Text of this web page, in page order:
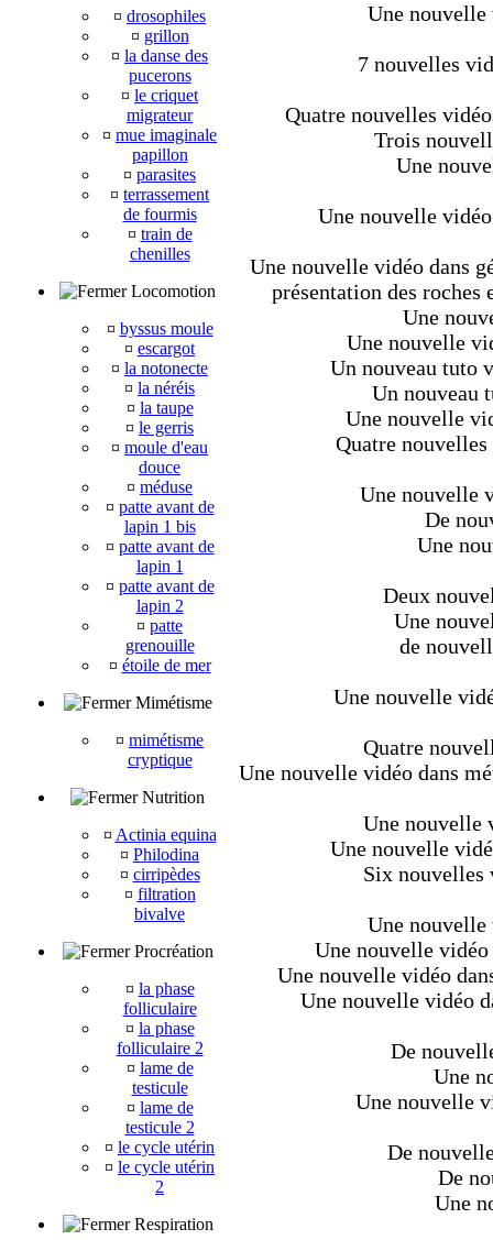
¤ drosophiles
¤ grillon
¤ la danse des
pucerons
¤ le criquet
migrateur
¤ mue imaginale
papillon
¤ parasites
¤ terrassement
de fourmis
¤ train de
chenilles
Locomotion
¤ byssus moule
¤ escargot
¤ la notonecte
¤ la néréis
¤ la taupe
¤ le gerris
¤ moule d'eau
douce
¤ méduse
¤ patte avant de
lapin 1 bis
¤ patte avant de
lapin 1
¤ patte avant de
lapin 2
¤ patte
grenouille
¤ étoile de mer
Mimétisme
¤ mimétisme
cryptique
Nutrition
¤ Actinia equina
¤ Philodina
¤ cirripèdes
¤ filtration
bivalve
Procréation
¤ la phase
folliculaire
¤ la phase
folliculaire 2
¤ lame de
testicule
¤ lame de
testicule 2
¤ le cycle utérin
¤ le cycle utérin
2
Respiration
Une nouvelle
7 nouvelles
Quatre nouvelles
Trois
Une
Une nouvelle
Une nouvelle vidéo dans
présentation des
Une
Une nouvelle
Un nouveau tuto
Un nouveau
Une nouvelle
Quatre
Une nouvelle
De
Une
Deux
Une
de
Une nouvelle
Quatre
Une nouvelle vidéo dans
Une nouvelle
Une nouvelle
Six nouvelles
Une nouvelle
Une nouvelle
Une nouvelle vidéo
Une nouvelle vidéo
De
Une
Une nouvelle
De
De
Une